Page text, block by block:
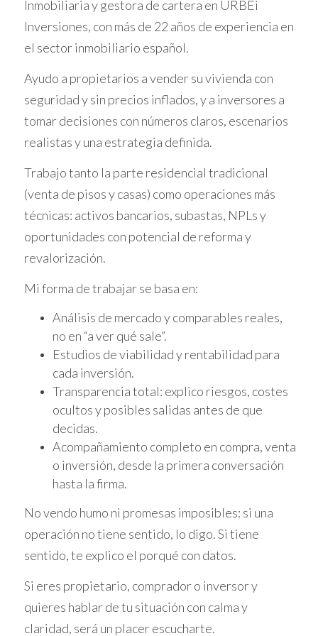
para identificar estas oportunidades y te
proporcionará ejemplos concretos de cómo
¿CÓMO FUNCIONA
URBEI?
con bancos y servicers para acceder a listados
internos que no están disponibles para el
público general. Este enfoque permite a la
empresa filtrar propiedades antes de
presentarlas a sus clientes. Pero, ¿cómo lo
hacen exactamente?
Análisis Interno de Activos
El primer paso es revisar los listados internos
proporcionados por los bancos y fondos.
Estos listados suelen incluir propiedades que
han sido embargadas o que están en
situación de venta forzada. URBEi realiza un
análisis exhaustivo para determinar cuáles
activos tienen sentido desde una perspectiva
financiera y estructural. Esto incluye evaluar el
existentes y la situación legal de los
inquilinos o ocupantes.
No todas las propiedades son una buena
oportunidad; algunas pueden venir
Inmobiliaria y gestora de cartera en URBEi
Inversiones, con más de 22 años de experiencia en
el sector inmobiliario español.
Ayudo a propietarios a vender su vivienda con
seguridad y sin precios inflados, y a inversores a
tomar decisiones con números claros, escenarios
realistas y una estrategia definida.
Trabajo tanto la parte residencial tradicional
(venta de pisos y casas) como operaciones más
técnicas: activos bancarios, subastas, NPLs y
oportunidades con potencial de reforma y
revalorización.
Mi forma de trabajar se basa en:
Análisis de mercado y comparables reales,
no en “a ver qué sale”.
Estudios de viabilidad y rentabilidad para
cada inversión.
Transparencia total: explico riesgos, costes
ocultos y posibles salidas antes de que
decidas.
Acompañamiento completo en compra, venta
o inversión, desde la primera conversación
hasta la firma.
No vendo humo ni promesas imposibles: si una
operación no tiene sentido, lo digo. Si tiene
sentido, te explico el porqué con datos.
Si eres propietario, comprador o inversor y
quieres hablar de tu situación con calma y
claridad, será un placer escucharte.